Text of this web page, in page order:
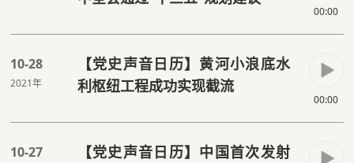
00:00
10-28
2021年
【党史声音日历】黄河小浪底水
利枢纽工程成功实现截流
00:00
10-27
【党史声音日历】中国首次发射